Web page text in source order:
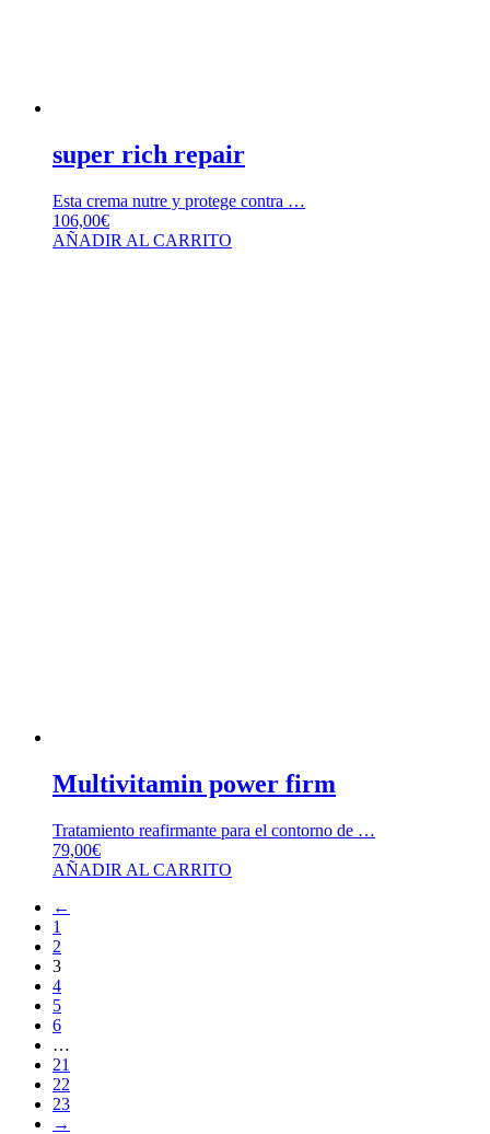
super rich repair
Esta crema nutre y protege contra …
106,00€
AÑADIR AL CARRITO
Multivitamin power firm
Tratamiento reafirmante para el contorno de …
79,00€
AÑADIR AL CARRITO
←
1
2
3
4
5
6
…
21
22
23
→